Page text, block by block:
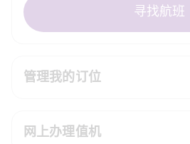
管理我的订位
网上办理值机
寻找航班